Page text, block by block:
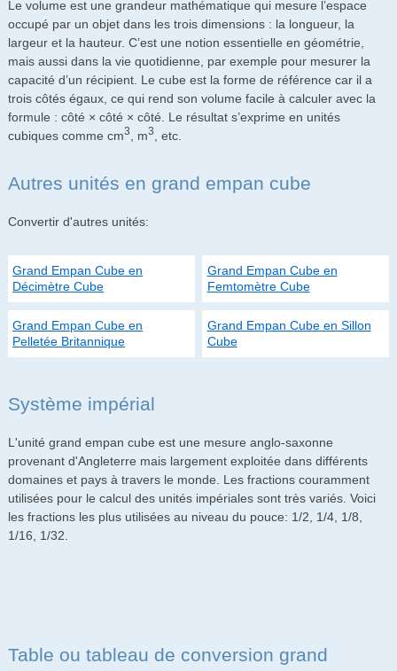
Le volume est une grandeur mathématique qui mesure l’espace
occupé par un objet dans les trois dimensions : la longueur, la
largeur et la hauteur. C’est une notion essentielle en géométrie,
mais aussi dans la vie quotidienne, par exemple pour mesurer la
capacité d’un récipient. Le cube est la forme de référence car il a
trois côtés égaux, ce qui rend son volume facile à calculer avec la
formule : côté × côté × côté. Le résultat s’exprime en unités
cubiques comme cm3 , m3 , etc.
Autres unités en grand empan cube
Convertir d'autres unités:
Grand Empan Cube en
Décimètre Cube
Grand Empan Cube en
Femtomètre Cube
Grand Empan Cube en
Pelletée Britannique
Grand Empan Cube en Sillon
Cube
Système impérial
L'unité grand empan cube est une mesure anglo-saxonne
provenant d'Angleterre mais largement exploitée dans différents
domaines et pays à travers le monde. Les fractions couramment
utilisées pour le calcul des unités impériales sont très variés. Voici
les fractions les plus utilisées au niveau du pouce: 1/2, 1/4, 1/8,
1/16, 1/32.
Table ou tableau de conversion grand